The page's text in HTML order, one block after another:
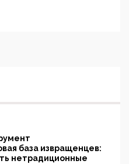
база извращенцев:
нетрадиционные